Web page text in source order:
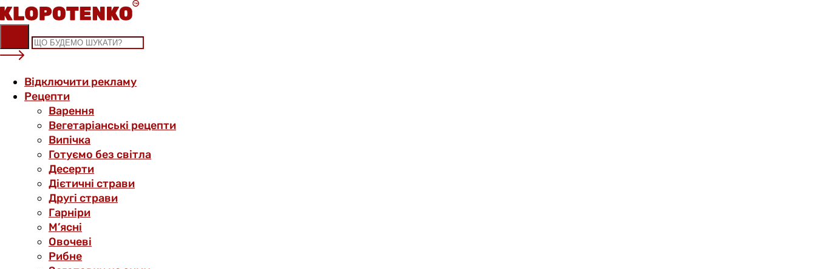
Skip
to
content
Відключити рекламу
Рецепти
Варення
Вегетаріанські рецепти
Випічка
Готуємо без світла
Десерти
Дієтичні страви
Другі страви
Гарніри
М’ясні
Овочеві
Рибне